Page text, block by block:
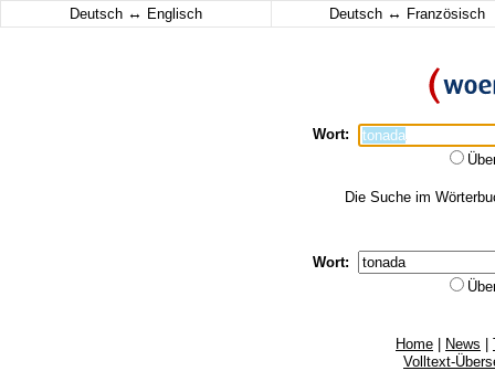
Deutsch ↔ Englisch Deutsch ↔ Französisch
Wort:
Die Suche im
Wort:
Home News
Volltext-